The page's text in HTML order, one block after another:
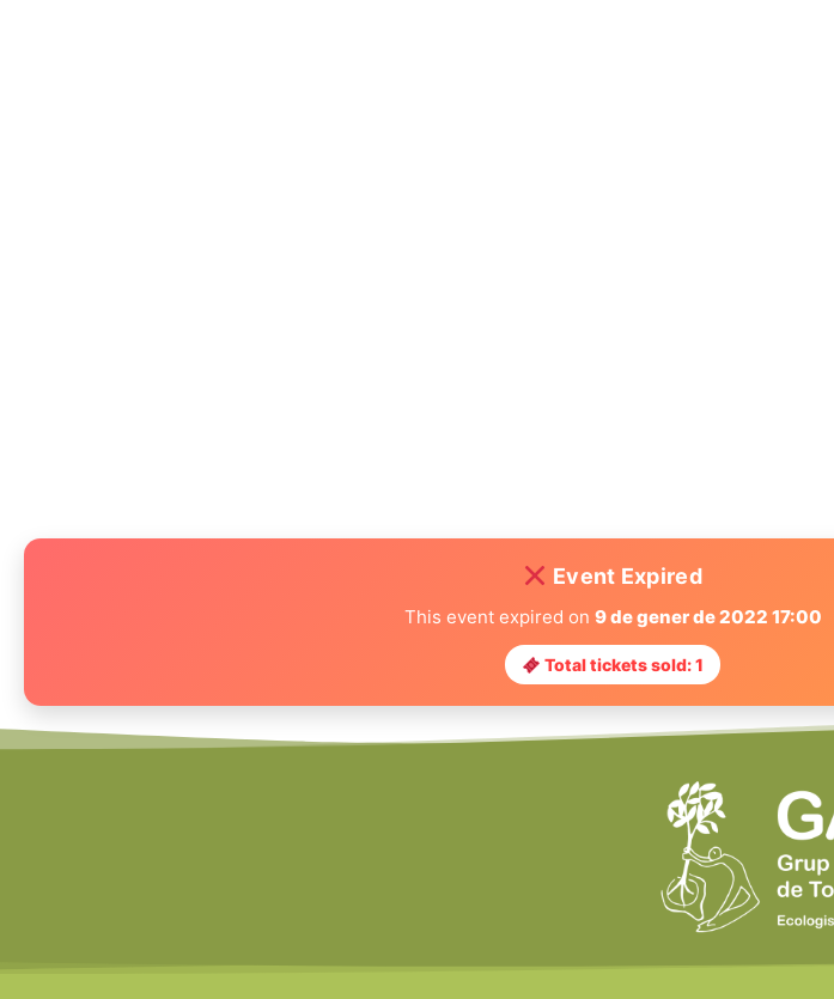
Event Expired
This event expired on 9 de gener de 2022 17:00
Total tickets sold: 1